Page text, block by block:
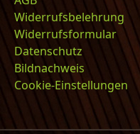
Widerrufsbelehrung
Widerrufsformular
Datenschutz
Bildnachweis
Cookie-Einstellungen